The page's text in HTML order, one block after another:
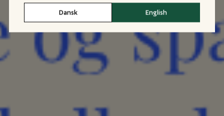
Dansk English